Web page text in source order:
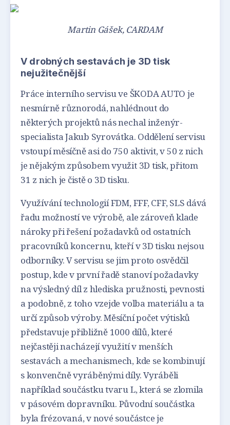
Martin Gášek, CARDAM
V drobných sestavách je 3D tisk
nejužitečnější
Práce interního servisu ve ŠKODA AUTO je
nesmírně různorodá, nahlédnout do
některých projektů nás nechal inženýr-
specialista Jakub Syrovátka. Oddělení servisu
vstoupí měsíčně asi do 750 aktivit, v 50 z nich
je nějakým způsobem využit 3D tisk, přitom
31 z nich je čistě o 3D tisku.
Využívání technologií FDM, FFF, CFF, SLS dává
řadu možností ve výrobě, ale zároveň klade
nároky při řešení požadavků od ostatních
pracovníků koncernu, kteří v 3D tisku nejsou
odborníky. V servisu se jim proto osvědčil
postup, kde v první řadě stanoví požadavky
na výsledný díl z hlediska pružnosti, pevnosti
a podobně, z toho vzejde volba materiálu a ta
určí způsob výroby. Měsíční počet výtisků
představuje přibližně 1000 dílů, které
nejčastěji nacházejí využití v menších
sestavách a mechanismech, kde se kombinují
s konvenčně vyráběnými díly. Vyráběli
například součástku tvaru L, která se zlomila
v pásovém dopravníku. Původní součástka
byla frézovaná, v nové součástce je